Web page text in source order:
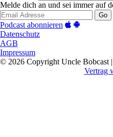
Melde dich an und sei immer auf
Go
Podcast abonnieren
Datenschutz
AGB
Impressum
© 2026 Copyright Uncle Bobcast
Vertrag